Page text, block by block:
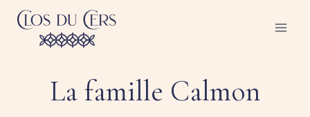
Skip
La famille Calmon